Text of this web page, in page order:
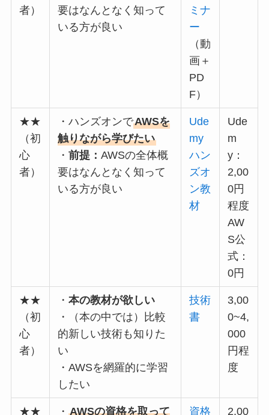
者）
要はなんとなく知って
いる方が良い
ミナ
ー
（動
画＋
PD
F）
★★
（初
心
者）
・ハンズオンでAWSを
触りながら学びたい
・前提：AWSの全体概
要はなんとなく知って
いる方が良い
Ude
my
ハン
ズオ
ン教
材
Ude
m
y：
2,00
0円
程度
AW
S公
式：
0円
★★
（初
心
者）
・本の教材が欲しい
・（本の中では）比較
的新しい技術も知りた
い
・AWSを網羅的に学習
したい
技術
書
3,00
0~4,
000
円程
度
★★ ・AWSの資格を取って 資格 2,00